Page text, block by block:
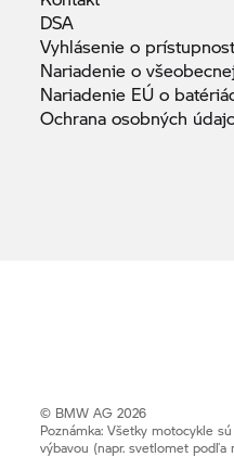
DSA
Vyhlásenie o
Nariadenie o
Nariadenie EÚ o
Ochrana osobných
© BMW AG 2026
Poznámka: Všetky motocykle
výbavou (napr. svetlomet podľa